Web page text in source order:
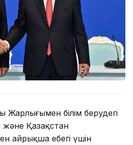
Жарлығымен білім берудегі
және Қазақстан
айрықша еңбегі үшін